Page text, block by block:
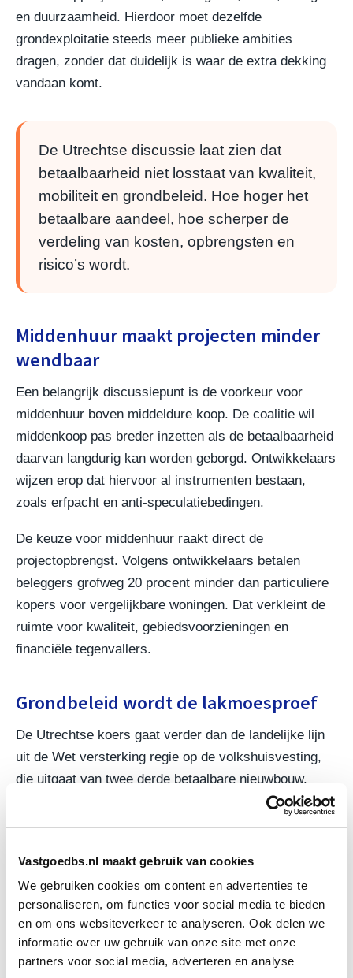
Vastgoedbs.nl maakt gebruik van cookies
We gebruiken cookies om content en advertenties te
personaliseren, om functies voor social media te bieden
en om ons websiteverkeer te analyseren. Ook delen we
informatie over uw gebruik van onze site met onze
partners voor social media, adverteren en analyse
en duurzaamheid. Hierdoor moet dezelfde
grondexploitatie steeds meer publieke ambities
dragen, zonder dat duidelijk is waar de extra dekking
vandaan komt.
De Utrechtse discussie laat zien dat
betaalbaarheid niet losstaat van kwaliteit,
mobiliteit en grondbeleid. Hoe hoger het
betaalbare aandeel, hoe scherper de
verdeling van kosten, opbrengsten en
risico’s wordt.
Middenhuur maakt projecten minder
wendbaar
Een belangrijk discussiepunt is de voorkeur voor
middenhuur boven middeldure koop. De coalitie wil
middenkoop pas breder inzetten als de betaalbaarheid
daarvan langdurig kan worden geborgd. Ontwikkelaars
wijzen erop dat hiervoor al instrumenten bestaan,
zoals erfpacht en anti-speculatiebedingen.
De keuze voor middenhuur raakt direct de
projectopbrengst. Volgens ontwikkelaars betalen
beleggers grofweg 20 procent minder dan particuliere
kopers voor vergelijkbare woningen. Dat verkleint de
ruimte voor kwaliteit, gebiedsvoorzieningen en
financiële tegenvallers.
Grondbeleid wordt de lakmoesproef
De Utrechtse koers gaat verder dan de landelijke lijn
uit de Wet versterking regie op de volkshuisvesting,
die uitgaat van twee derde betaalbare nieuwbouw.
Omdat die wet een ondergrens stelt, kan Utrecht
De coalitie wil met actief grondbeleid meer sturen en
maakt daarvoor jaarlijks tot 12 miljoen euro vrij.
Ontwikkelaars betwijfelen of dat genoeg is voor de
omvang van de opgave. Voor de praktijk betekent dit
dat grondpositie, programma, kwaliteitseisen en
publieke bijdragen eerder integraal moeten worden